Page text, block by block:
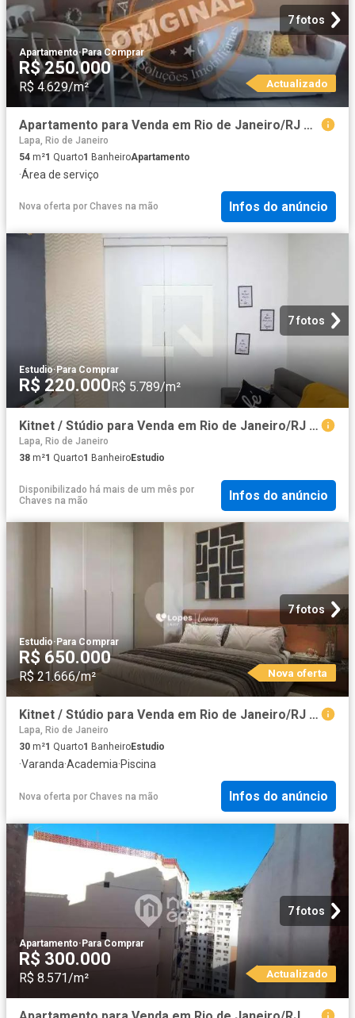
7 fotos
Apartamento·Para Comprar
R$ 250.000
R$ 4.629/m² Actualizado
Apartamento para Venda em Rio de Janeiro/RJ Centro 1 Quartos
Lapa, Rio de Janeiro
54 m²1 Quarto1 BanheiroApartamento
·Área de serviço
Nova oferta por Chaves na mão Infos do anúncio
7 fotos
Estudio·Para Comprar
R$ 220.000 R$ 5.789/m²
Kitnet / Stúdio para Venda em Rio de Janeiro/RJ Centro 1 Quartos
Lapa, Rio de Janeiro
38 m²1 Quarto1 BanheiroEstudio
Disponibilizado há mais de um mês por
Chaves na mão
Infos do anúncio
7 fotos
Estudio· Para Comprar
R$ 650.000
R$ 21.666/m² Nova oferta
Kitnet / Stúdio para Venda em Rio de Janeiro/RJ Centro 1 Quartos
Lapa, Rio de Janeiro
30 m²1 Quarto1 BanheiroEstudio
·Varanda·Academia·Piscina
Nova oferta por Chaves na mão Infos do anúncio
7 fotos
Apartamento·Para Comprar
R$ 300.000
R$ 8.571/m² Actualizado